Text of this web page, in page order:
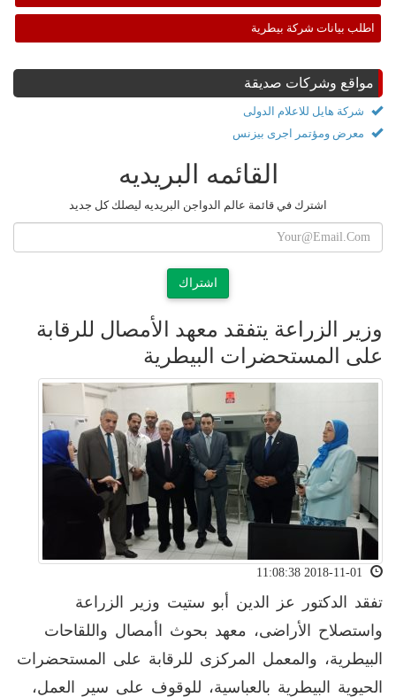
اطلب بيانات شركة بيطرية
مواقع وشركات صديقة
شركة هايل للاعلام الدولى
معرض ومؤتمر اجرى بيزنس
القائمه البريديه
اشترك في قائمة عالم الدواجن البريديه ليصلك كل جديد
اشتراك
وزير الزراعة يتفقد معهد الأمصال للرقابة
على المستحضرات البيطرية
تفقد الدكتور عز الدين أبو ستيت وزير الزراعة
واستصلاح الأراضى، معهد بحوث اأمصال واللقاحات
البيطرية، والمعمل المركزى للرقابة على المستحضرات
الحيوية البيطرية بالعباسية، للوقوف على سير العمل،